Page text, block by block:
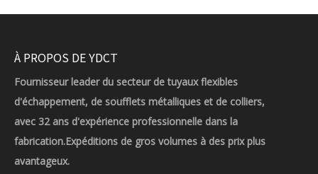
À PROPOS DE YDCT
Fournisseur leader du secteur de tuyaux flexibles
d'échappement, de soufflets métalliques et de colliers,
avec 32 ans d'expérience professionnelle dans la
fabrication.Expéditions de gros volumes à des prix plus
avantageux.